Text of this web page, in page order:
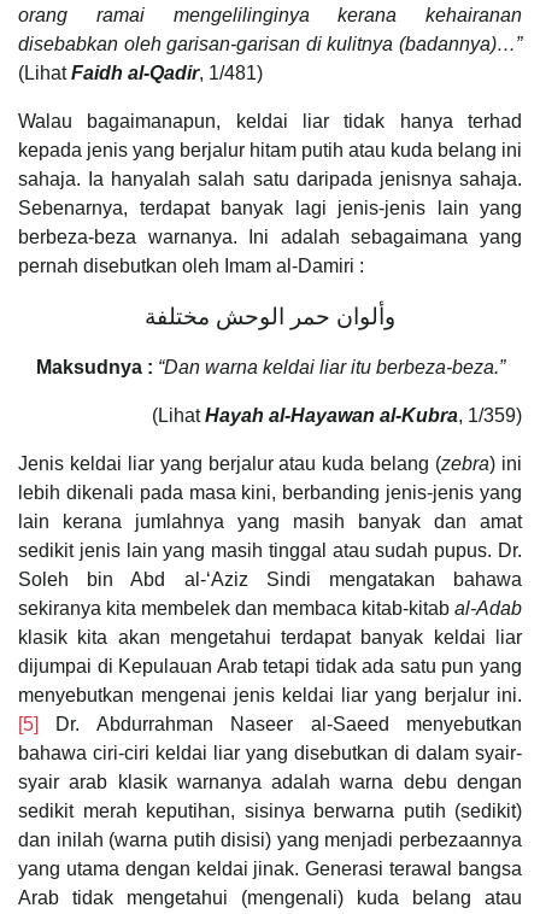
orang ramai mengelilinginya kerana kehairanan
disebabkan oleh garisan-garisan di kulitnya (badannya)…”
(LihatFaidh al-Qadir, 1/481)
Walau bagaimanapun, keldai liar tidak hanya terhad
kepada jenis yang berjalur hitam putih atau kuda belang ini
sahaja. Ia hanyalah salah satu daripada jenisnya sahaja.
Sebenarnya, terdapat banyak lagi jenis-jenis lain yang
berbeza-beza warnanya. Ini adalah sebagaimana yang
pernah disebutkan oleh Imam al-Damiri :
وألوان حمر الوحش مختلفة
Maksudnya : “Dan warna keldai liar itu berbeza-beza.”
(LihatHayah al-Hayawan al-Kubra, 1/359)
Jenis keldai liar yang berjalur atau kuda belang (zebra) ini
lebih dikenali pada masa kini, berbanding jenis-jenis yang
lain kerana jumlahnya yang masih banyak dan amat
sedikit jenis lain yang masih tinggal atau sudah pupus. Dr.
Soleh bin Abd al-‘Aziz Sindi mengatakan bahawa
sekiranya kita membelek dan membaca kitab-kitab al-Adab
klasik kita akan mengetahui terdapat banyak keldai liar
dijumpai di Kepulauan Arab tetapi tidak ada satu pun yang
menyebutkan mengenai jenis keldai liar yang berjalur ini.
[5]
Dr. Abdurrahman Naseer al-Saeed menyebutkan
bahawa ciri-ciri keldai liar yang disebutkan di dalam syair-
syair arab klasik warnanya adalah warna debu dengan
sedikit merah keputihan, sisinya berwarna putih (sedikit)
dan inilah (warna putih disisi) yang menjadi perbezaannya
yang utama dengan keldai jinak. Generasi terawal bangsa
Arab tidak mengetahui (mengenali) kuda belang atau